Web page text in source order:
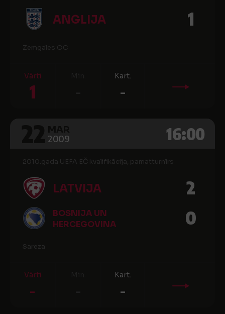
ANGLIJA 1
Zemgales OC
Vārti
1
Kart.
-
2009 16:00
2010.gada UEFA EČ kvalifikācija, pamatturnīrs
LATVIJA 2
BOSNIJA UN
HERCEGOVINA
0
Sareza
Vārti
-
Kart.
-